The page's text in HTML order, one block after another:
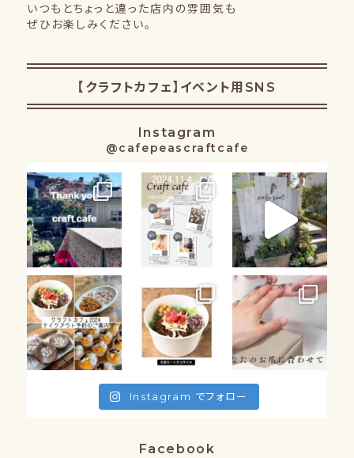
いつもとちょっと違った店内の雰囲気も
ぜひお楽しみください。
【クラフトカフェ】イベント用SNS
Instagram
@cafepeascraftcafe
Instagram でフォロー
Facebook